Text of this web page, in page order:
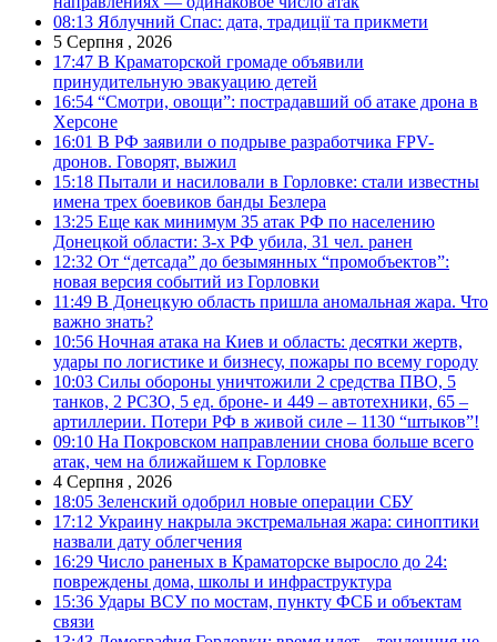
08:13 Яблучний Спас: дата, традиції та прикмети
5 Серпня , 2026
17:47 В Краматорской громаде объявили
принудительную эвакуацию детей
16:54 “Смотри, овощи”: пострадавший об атаке дрона в
Херсоне
16:01 В РФ заявили о подрыве разработчика FPV-
дронов. Говорят, выжил
15:18 Пытали и насиловали в Горловке: стали известны
имена трех боевиков банды Безлера
13:25 Еще как минимум 35 атак РФ по населению
Донецкой области: 3-х РФ убила, 31 чел. ранен
12:32 От “детсада” до безымянных “промобъектов”:
новая версия событий из Горловки
11:49 В Донецкую область пришла аномальная жара. Что
важно знать?
10:56 Ночная атака на Киев и область: десятки жертв,
удары по логистике и бизнесу, пожары по всему городу
10:03 Силы обороны уничтожили 2 средства ПВО, 5
танков, 2 РСЗО, 5 ед. броне- и 449 – автотехники, 65 –
артиллерии. Потери РФ в живой силе – 1130 “штыков”!
09:10 На Покровском направлении снова больше всего
атак, чем на ближайшем к Горловке
4 Серпня , 2026
18:05 Зеленский одобрил новые операции СБУ
17:12 Украину накрыла экстремальная жара: синоптики
назвали дату облегчения
16:29 Число раненых в Краматорске выросло до 24:
повреждены дома, школы и инфраструктура
15:36 Удары ВСУ по мостам, пункту ФСБ и объектам
связи